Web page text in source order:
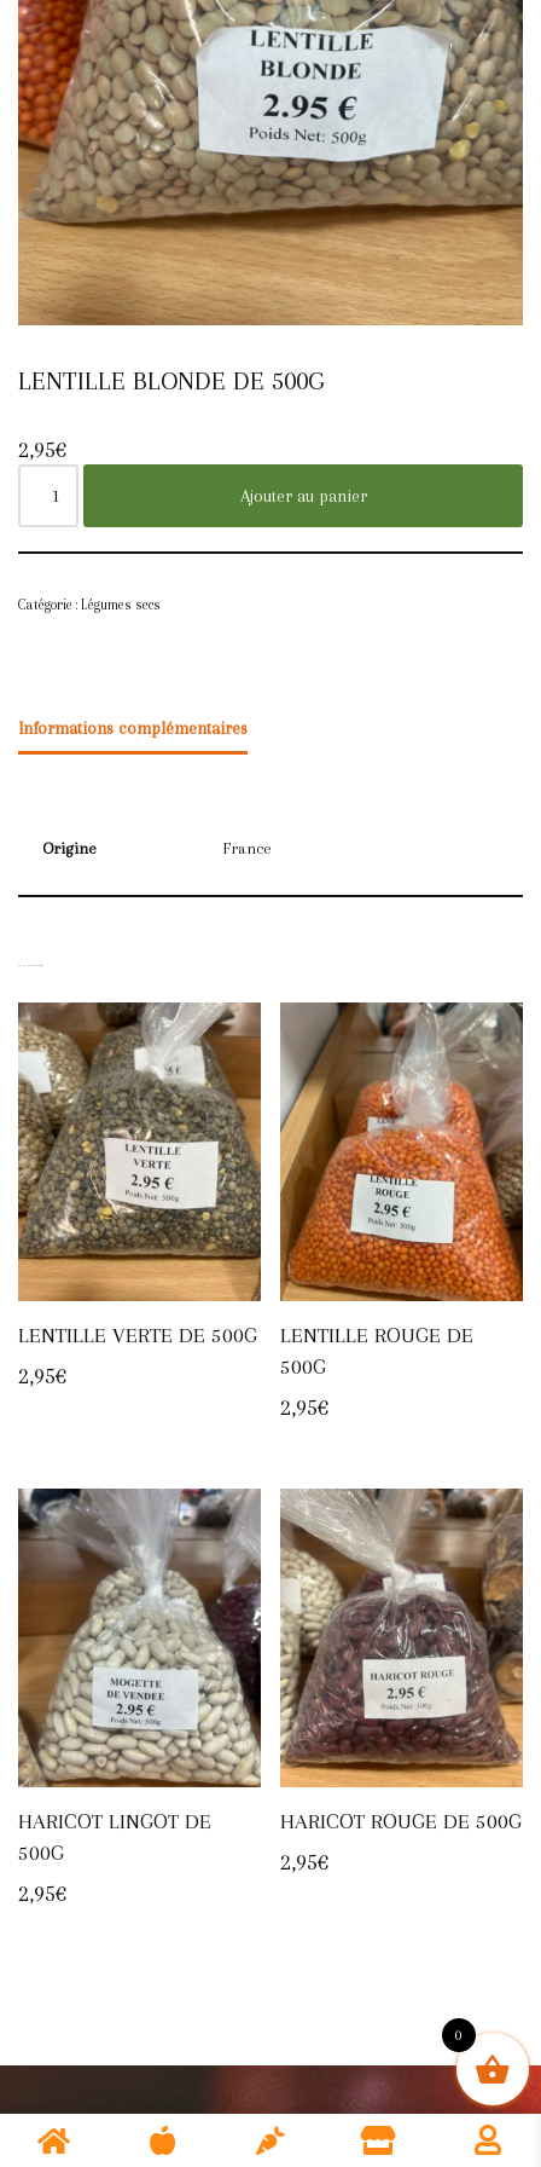
LENTILLE BLONDE DE 500G
2,95€
Ajouter au panier
Catégorie : Légumes secs
Informations complémentaires
Origine France
LENTILLE VERTE DE 500G
2,95€
LENTILLE ROUGE DE
500G
2,95€
HARICOT LINGOT DE
500G
2,95€
HARICOT ROUGE DE 500G
2,95€
0